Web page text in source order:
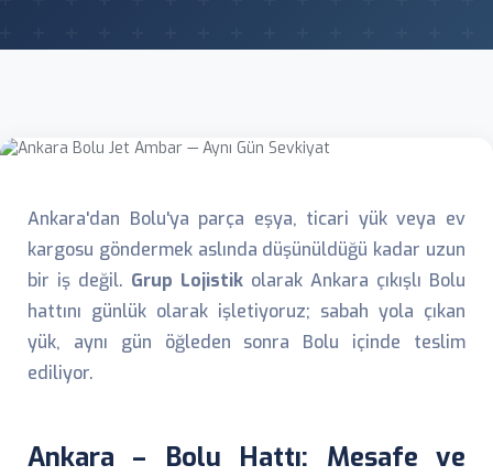
Ankara'dan Bolu'ya parça eşya, ticari yük veya ev
kargosu göndermek aslında düşünüldüğü kadar uzun
bir iş değil. Grup Lojistik olarak Ankara çıkışlı Bolu
hattını günlük olarak işletiyoruz; sabah yola çıkan
yük, aynı gün öğleden sonra Bolu içinde teslim
ediliyor.
Ankara – Bolu Hattı: Mesafe ve